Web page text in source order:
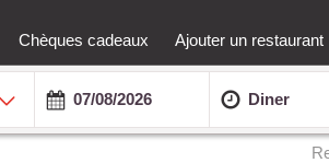
Chèques cadeaux Ajouter un restaurant
Diner